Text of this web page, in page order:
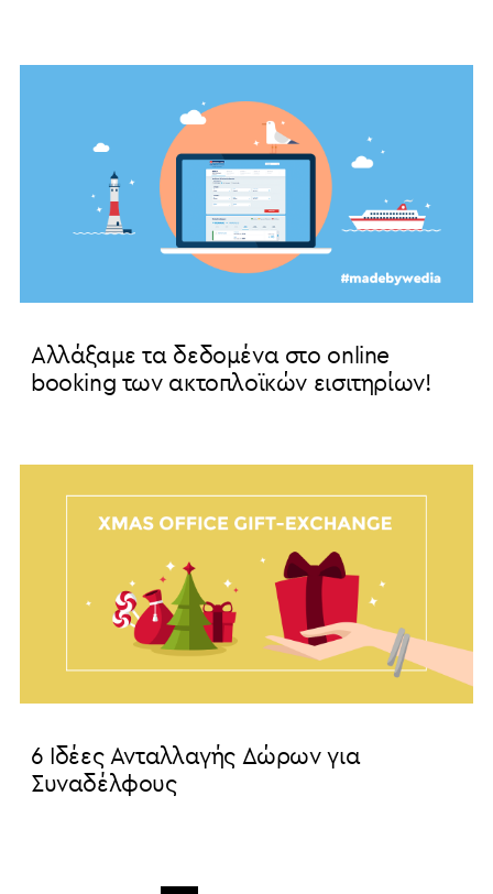
Αλλάξαμε τα δεδομένα στο online
booking των ακτοπλοϊκών εισιτηρίων!
6 Ιδέες Ανταλλαγής Δώρων για
Συναδέλφους